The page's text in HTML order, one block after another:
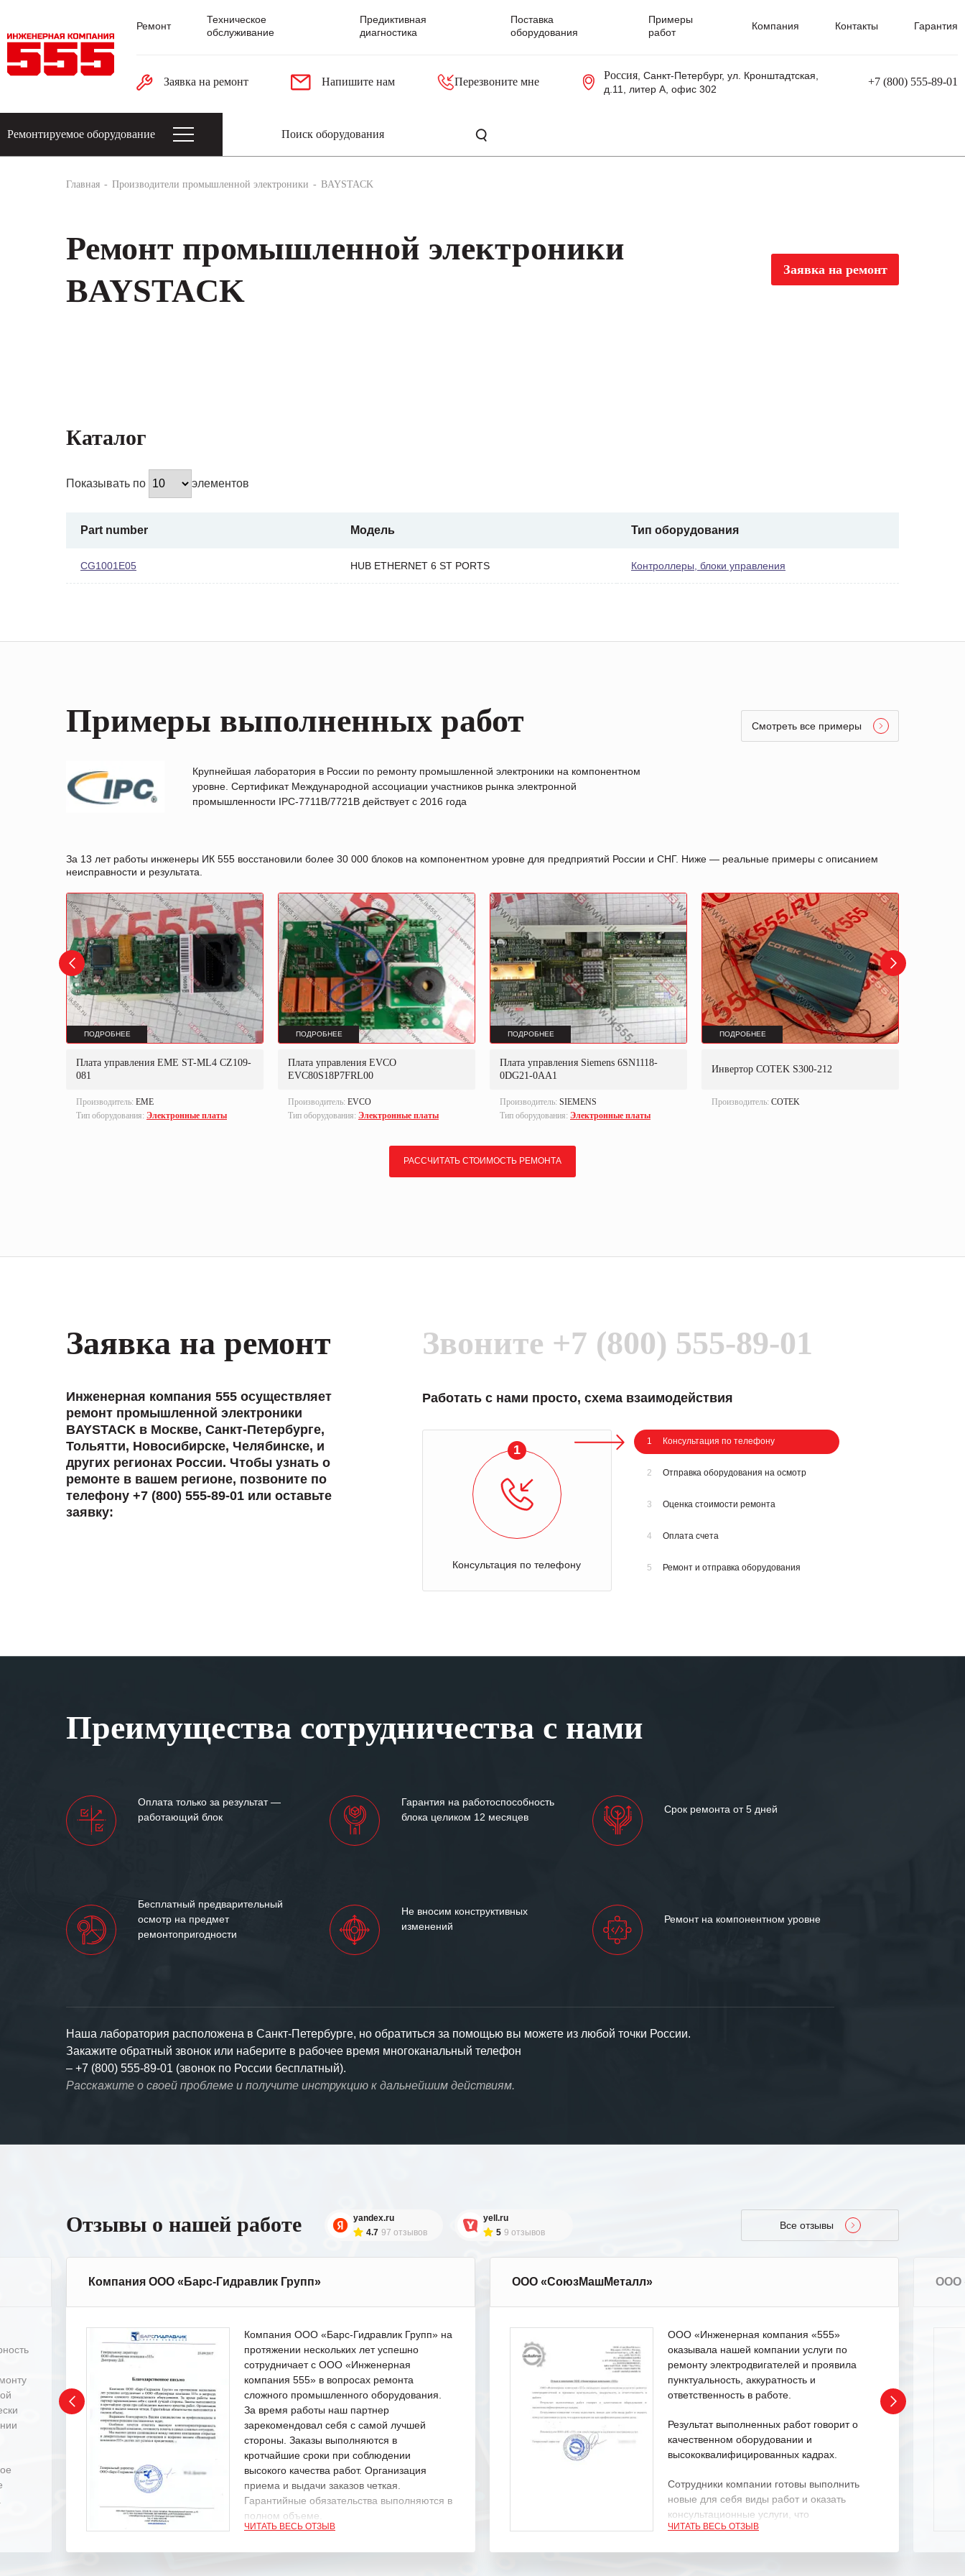
Ремонт
Техническое
обслуживание
Предиктивная
диагностика
Поставка
оборудования
Примеры
работ
Компания Контакты Гарантия
Заявка на ремонт Напишите нам Перезвоните мне
Россия, Санкт-Петербург, ул. Кронштадтская,
д.11, литер А, офис 302
+7 (800) 555-89-01
Ремонтируемое оборудование
Главная Производители промышленной электроники BAYSTACK
Ремонт промышленной электроники
BAYSTACK
Заявка на ремонт
Каталог
Показывать по элементов
Part number Модель Тип оборудования
CG1001E05 HUB ETHERNET 6 ST PORTS Контроллеры, блоки управления
Примеры выполненных работ
Крупнейшая лаборатория в России по ремонту промышленной электроники на компонентном
уровне. Сертификат Международной ассоциации участников рынка электронной
промышленности IPC-7711B/7721B действует с 2016 года
Смотреть все примеры
За 13 лет работы инженеры ИК 555 восстановили более 30 000 блоков на компонентном уровне для предприятий России и СНГ. Ниже — реальные примеры с описанием
неисправности и результата.
ПОДРОБНЕЕ
Плата управления EME ST-ML4 CZ109-
081
Производитель: EME
Тип оборудования: Электронные платы
ПОДРОБНЕЕ
Плата управления EVCO
EVC80S18P7FRL00
Производитель: EVCO
Тип оборудования: Электронные платы
ПОДРОБНЕЕ
Плата управления Siemens 6SN1118-
0DG21-0AA1
Производитель: SIEMENS
Тип оборудования: Электронные платы
ПОДРОБНЕЕ
Инвертор COTEK S300-212
Производитель: COTEK
РАССЧИТАТЬ СТОИМОСТЬ РЕМОНТА
Заявка на ремонт
Инженерная компания 555 осуществляет
ремонт промышленной электроники
BAYSTACK в Москве, Санкт-Петербурге,
Тольятти, Новосибирске, Челябинске, и
других регионах России. Чтобы узнать о
ремонте в вашем регионе, позвоните по
телефону +7 (800) 555-89-01 или оставьте
заявку:
Звоните +7 (800) 555-89-01
Работать с нами просто, схема взаимодействия
1
Консультация по телефону
1 Консультация по телефону
2 Отправка оборудования на осмотр
3 Оценка стоимости ремонта
4 Оплата счета
5 Ремонт и отправка оборудования
Преимущества сотрудничества с нами
Оплата только за результат —
работающий блок
Гарантия на работоспособность
блока целиком 12 месяцев
Срок ремонта от 5 дней
Бесплатный предварительный
осмотр на предмет
ремонтопригодности
Не вносим конструктивных
изменений
Ремонт на компонентном уровне
Наша лаборатория расположена в Санкт-Петербурге, но обратиться за помощью вы можете из любой точки России.
Закажите обратный звонок или наберите в рабочее время многоканальный телефон
– +7 (800) 555-89-01 (звонок по России бесплатный).
Расскажите о своей проблеме и получите инструкцию к дальнейшим действиям.
Отзывы о нашей работе
yandex.ru
4.7 97 отзывов
yell.ru
5 9 отзывов
Все отзывы
Компания ООО «Барс-Гидравлик Групп»
Компания ООО «Барс-Гидравлик Групп» на
протяжении нескольких лет успешно
сотрудничает с ООО «Инженерная
компания 555» в вопросах ремонта
сложного промышленного оборудования.
За время работы наш партнер
зарекомендовал себя с самой лучшей
стороны. Заказы выполняются в
кротчайшие сроки при соблюдении
высокого качества работ. Организация
приема и выдачи заказов четкая.
Гарантийные обязательства выполняются в
полном объеме.
ЧИТАТЬ ВЕСЬ ОТЗЫВ
ООО «СоюзМашМеталл»
ООО «Инженерная компания «555»
оказывала нашей компании услуги по
ремонту электродвигателей и проявила
пунктуальность, аккуратность и
ответственность в работе.
Результат выполненных работ говорит о
качественном оборудовании и
высококвалифицированных кадрах.
Сотрудники компании готовы выполнить
новые для себя виды работ и оказать
консультационные услуги, что
характеризует их как профессионалов
ЧИТАТЬ ВЕСЬ ОТЗЫВ
ООО